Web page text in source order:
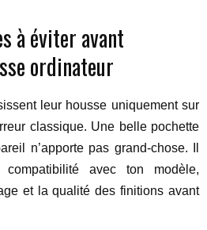
à éviter avant
ordinateur
leur housse uniquement sur
classique. Une belle pochette
n’apporte pas grand-chose. Il
avec ton modèle,
et la qualité des finitions avant